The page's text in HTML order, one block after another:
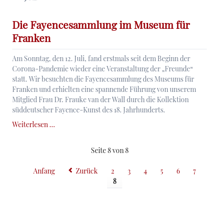
Jahrhunderts
Die Fayencesammlung im Museum für
Franken
Am Sonntag, den 12. Juli, fand erstmals seit dem Beginn der
Corona-Pandemie wieder eine Veranstaltung der „Freunde“
statt. Wir besuchten die Fayencesammlung des Museums für
Franken und erhielten eine spannende Führung von unserem
Mitglied Frau Dr. Frauke van der Wall durch die Kollektion
süddeutscher Fayence-Kunst des 18. Jahrhunderts.
Weiterlesen …Die
Franken
Seite 8 von 8
Anfang Zurück 2 3 4 5 6
7
8